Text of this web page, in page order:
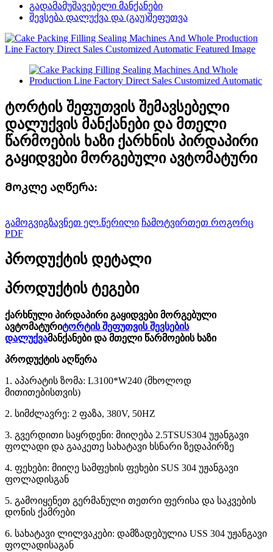
გადამამუშავებელი მანქანები
შევსება დალუქვა და (გაუ)შეფუთვა
ტორტის შეფუთვის შემავსებელი
დალუქვის მანქანები და მთელი
წარმოების ხაზი ქარხნის პირდაპირი
გაყიდვები მორგებული ავტომატური
Მოკლე აღწერა:
გამოგვიგზავნეთ ელ.წერილი ჩამოტვირთეთ როგორც
PDF
პროდუქტის დეტალი
პროდუქტის ტეგები
ქარხნული პირდაპირი გაყიდვები მორგებული
ავტომატურიტორტის შეფუთვის შევსების
დალუქვამანქანები და მთელი წარმოების ხაზი
პროდუქტის აღწერა
1. აპარატის ზომა: L3100*W240 (მხოლოდ
მითითებისთვის)
2. სიმძლავრე: 2 ფაზა, 380V, 50HZ
3. გვერდითი საყრდენი: მიიღება 2.5TSUS304 უჟანგავი
ფოლადი და გააკეთე სახატავი ხსნარი ზედაპირზე
4. ფეხები: მიიღე სამფეხის ფეხები SUS 304 უჟანგავი
ფოლადისგან
5. გამოიყენეთ გერმანული თეთრი ფერისა და საკვების
დონის ქამრები
6. სახატავი ლილვაკები: დამზადებულია USS 304 უჟანგავი
ფოლადისაგან